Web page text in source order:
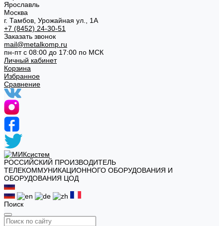
Ярославль
Москва
г. Тамбов, Урожайная ул., 1А
+7 (8452) 24-30-51
Заказать звонок
mail@metalkomp.ru
пн-пт с 08:00 до 17:00 по МСК
Личный кабинет
Корзина
Избранное
Сравнение
РОССИЙСКИЙ ПРОИЗВОДИТЕЛЬ
ТЕЛЕКОММУНИКАЦИОННОГО ОБОРУДОВАНИЯ И
ОБОРУДОВАНИЯ ЦОД
Поиск